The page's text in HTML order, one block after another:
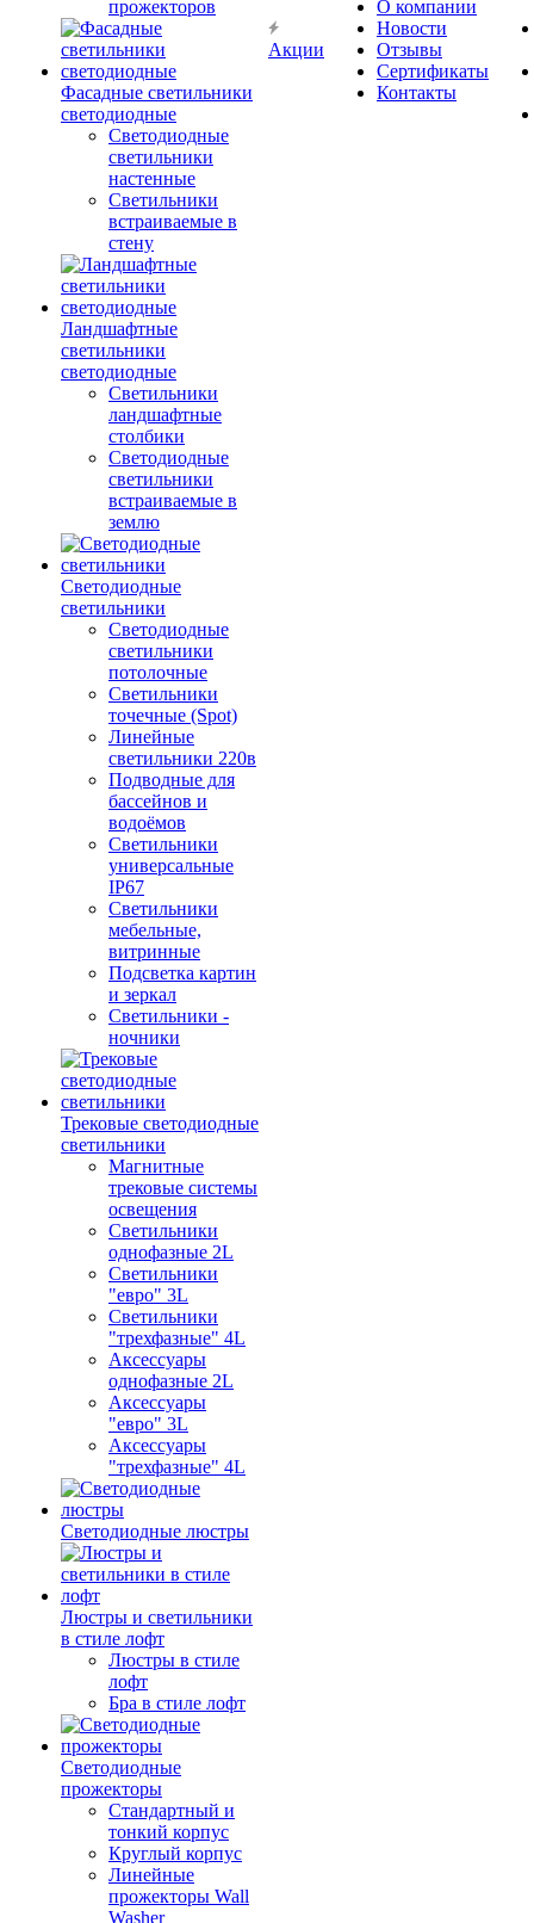
прожекторов
Фасадные светильники
светодиодные
Светодиодные
светильники
настенные
Светильники
встраиваемые в
стену
Ландшафтные
светильники
светодиодные
Светильники
ландшафтные
столбики
Светодиодные
светильники
встраиваемые в
землю
Светодиодные
светильники
Светодиодные
светильники
потолочные
Светильники
точечные (Spot)
Линейные
светильники 220в
Подводные для
бассейнов и
водоёмов
Светильники
универсальные
IP67
Светильники
мебельные,
витринные
Подсветка картин
и зеркал
Светильники -
ночники
Трековые светодиодные
светильники
Магнитные
трековые системы
освещения
Светильники
однофазные 2L
Светильники
"евро" 3L
Светильники
"трехфазные" 4L
Аксессуары
однофазные 2L
Аксессуары
"евро" 3L
Аксессуары
"трехфазные" 4L
Светодиодные люстры
Люстры и светильники
в стиле лофт
Люстры в стиле
лофт
Бра в стиле лофт
Светодиодные
прожекторы
Стандартный и
тонкий корпус
Круглый корпус
Линейные
прожекторы Wall
Washer
Акции
О компании
Новости
Отзывы
Сертификаты
Контакты